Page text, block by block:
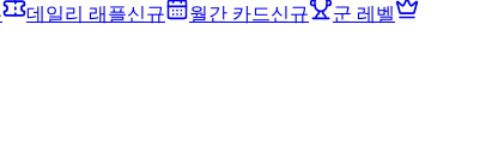
데일리 래플신규 월간 카드신규
군 레벨